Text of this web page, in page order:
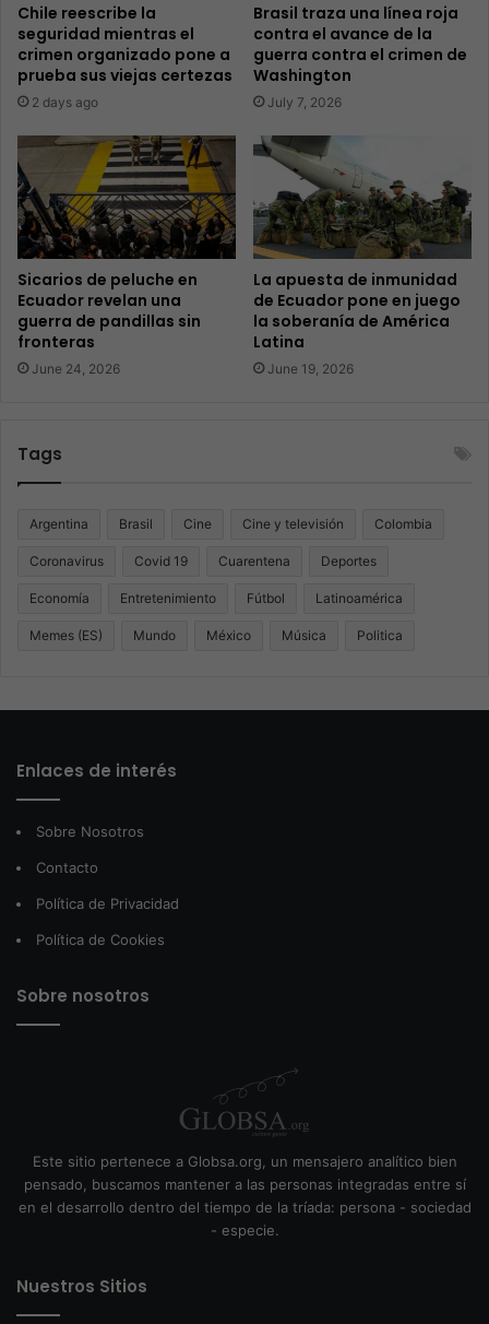
Chile reescribe la
seguridad mientras el
crimen organizado pone a
prueba sus viejas certezas
2 days ago
Brasil traza una línea roja
contra el avance de la
guerra contra el crimen de
Washington
July 7, 2026
Sicarios de peluche en
Ecuador revelan una
guerra de pandillas sin
fronteras
June 24, 2026
La apuesta de inmunidad
de Ecuador pone en juego
la soberanía de América
Latina
June 19, 2026
Tags
Argentina Brasil Cine Cine y televisión Colombia
Coronavirus Covid 19 Cuarentena Deportes
Economía Entretenimiento Fútbol Latinoamérica
Memes (ES) Mundo México Música Politica
Enlaces de interés
Sobre Nosotros
Contacto
Política de Privacidad
Política de Cookies
Sobre nosotros
Este sitio pertenece a Globsa.org, un mensajero analítico bien
pensado, buscamos mantener a las personas integradas entre sí
en el desarrollo dentro del tiempo de la tríada: persona - sociedad
- especie.
Nuestros Sitios